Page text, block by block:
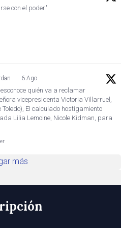
con el poder"
· 6 Ago
quién va a reclamar
vicepresidenta Victoria Villarruel,
El calculado hostigamiento
Lilia Lemoine, Nicole Kidman, para
más